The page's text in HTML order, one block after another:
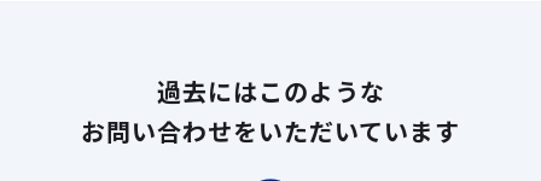
過去にはこのような
お問い合わせをいただいています